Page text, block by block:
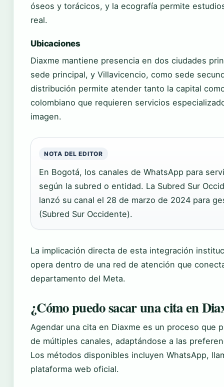
óseos y torácicos, y la ecografía permite
real.
Ubicaciones
Diaxme mantiene presencia en dos ciudades
sede principal, y Villavicencio, como sede
distribución permite atender tanto la capital
colombiano que requieren servicios
imagen.
NOTA DEL EDITOR
En Bogotá, los canales de WhatsApp para
según la subred o entidad. La Subred Sur
lanzó su canal el 28 de marzo de 2024 para
(Subred Sur Occidente).
La implicación directa de esta integración
opera dentro de una red de atención que
departamento del Meta.
¿Cómo puedo sacar una cita en
Agendar una cita en Diaxme es un proceso que
de múltiples canales, adaptándose a las
Los métodos disponibles incluyen WhatsApp,
plataforma web oficial.